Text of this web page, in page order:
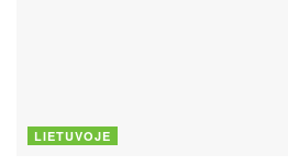
LIETUVOJE